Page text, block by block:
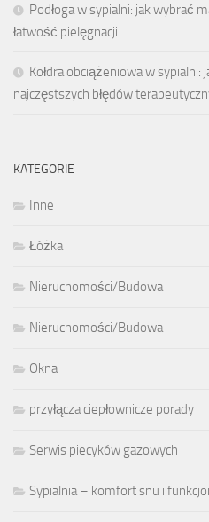
Podłoga w sypialni: jak wybrać
łatwość pielęgnacji
Kołdra obciążeniowa w
najczęstszych błędów
KATEGORIE
Inne
Łóżka
Nieruchomości/Budowa
Nieruchomości/Budowa
Okna
przyłącza ciepłownicze porady
Serwis piecyków gazowych
Sypialnia – komfort snu i